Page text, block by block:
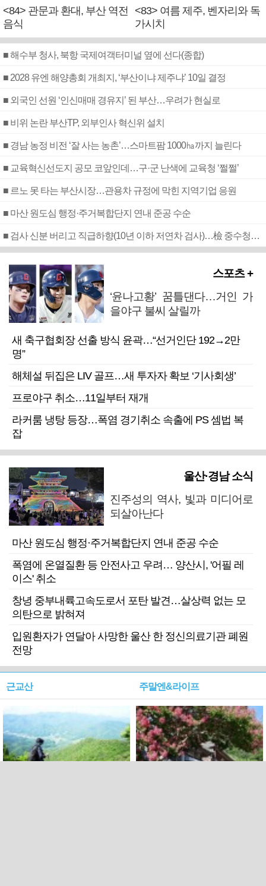
<84> 관문과 환대, 부산 역전
음식
<83> 여름 제주, 벤자리와 독
가시치
■ 해수부 청사, 북항 국제여객터미널 옆에 선다(종합)
■ 2028 유엔 해양총회 개최지, ‘부산이냐 제주냐’ 10일 결정
■ 외국인 선원 ‘인신매매 경유지’ 된 부산…우려가 현실로
■ 비위 논란 부산TP, 외부인사 혁신위 설치
■ 경남 농정 비전 ‘잘 사는 농촌’…스마트팜 1000㏊까지 늘린다
■ 교육혁신선도지 공모 코앞인데…구·군 난색에 교육청 ‘쩔쩔’
■ 르노 못 타는 부산시장…관용차 규정에 막힌 지역기업 응원
■ 마산 원도심 행정·주거복합단지 연내 준공 수순
■ 검사 신분 버리고 직급하향(10년 이하 저연차 검사)…檢 중수청행 기피
스포츠 +
‘윤나고황’ 꿈틀댄다…거인 가
을야구 불씨 살릴까
새 축구협회장 선출 방식 윤곽…“선거인단 192→2만
명”
해체설 뒤집은 LIV 골프…새 투자자 확보 ‘기사회생’
프로야구 취소…11일부터 재개
라커룸 냉탕 등장…폭염 경기취소 속출에 PS 셈법 복
잡
울산·경남 소식
진주성의 역사, 빛과 미디어로
되살아난다
마산 원도심 행정·주거복합단지 연내 준공 수순
폭염에 온열질환 등 안전사고 우려… 양산시, '어필 레
이스' 취소
창녕 중부내륙고속도로서 포탄 발견…살상력 없는 모
의탄으로 밝혀져
입원환자가 연달아 사망한 울산 한 정신의료기관 폐원
전망
근교산 주말엔&라이프